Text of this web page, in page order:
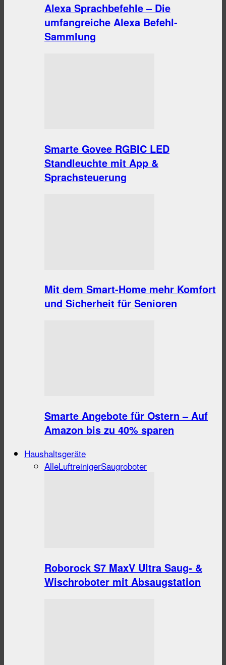
Alexa Sprachbefehle – Die
umfangreiche Alexa Befehl-
Sammlung
Smarte Govee RGBIC LED
Standleuchte mit App &
Sprachsteuerung
Mit dem Smart-Home mehr Komfort
und Sicherheit für Senioren
Smarte Angebote für Ostern – Auf
Amazon bis zu 40% sparen
Haushaltsgeräte
AlleLuftreinigerSaugroboter
Roborock S7 MaxV Ultra Saug- &
Wischroboter mit Absaugstation